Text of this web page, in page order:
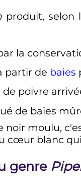
produit, selon
la
partir de baies
poivre
de baies
noir moulu,
cœur blanc
genre